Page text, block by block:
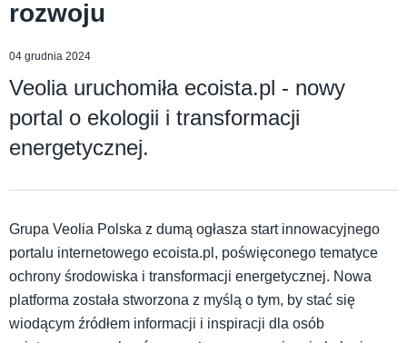
rozwoju
04 grudnia 2024
Veolia uruchomiła ecoista.pl - nowy
portal o ekologii i transformacji
energetycznej.
Grupa Veolia Polska z dumą ogłasza start innowacyjnego
portalu internetowego ecoista.pl, poświęconego tematyce
ochrony środowiska i transformacji energetycznej. Nowa
platforma została stworzona z myślą o tym, by stać się
wiodącym źródłem informacji i inspiracji dla osób